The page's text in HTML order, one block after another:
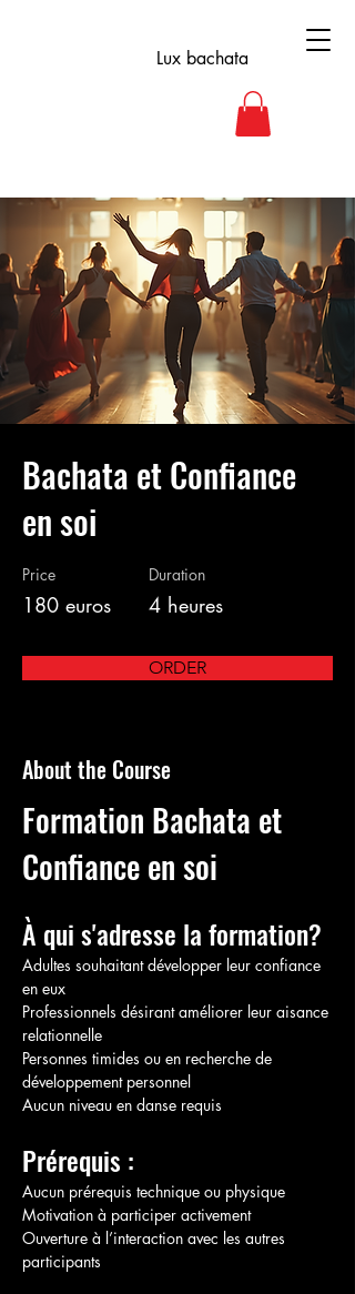
Lux bachata
Bachata et Confiance
en soi
Price
180 euros
Duration
4 heures
ORDER
About the Course
Formation Bachata et
Confiance en soi
À qui s'adresse la formation?
Adultes souhaitant développer leur confiance
en eux
Professionnels désirant améliorer leur aisance
relationnelle
Personnes timides ou en recherche de
développement personnel
Aucun niveau en danse requis
Prérequis :
Aucun prérequis technique ou physique
Motivation à participer activement
Ouverture à l’interaction avec les autres
participants